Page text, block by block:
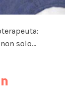
solo...